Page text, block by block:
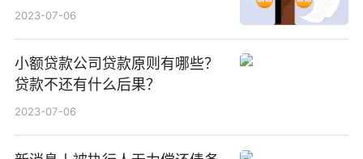
效？
2023-07-06
小额贷款公司贷款原则有哪些？
贷款不还有什么后果？
2023-07-06